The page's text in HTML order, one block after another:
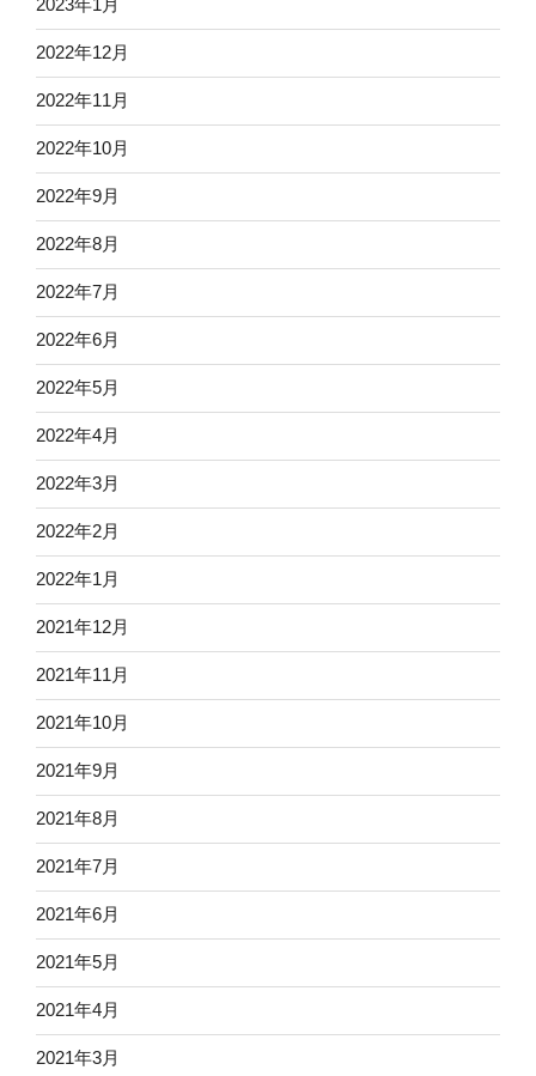
2023年1月
2022年12月
2022年11月
2022年10月
2022年9月
2022年8月
2022年7月
2022年6月
2022年5月
2022年4月
2022年3月
2022年2月
2022年1月
2021年12月
2021年11月
2021年10月
2021年9月
2021年8月
2021年7月
2021年6月
2021年5月
2021年4月
2021年3月